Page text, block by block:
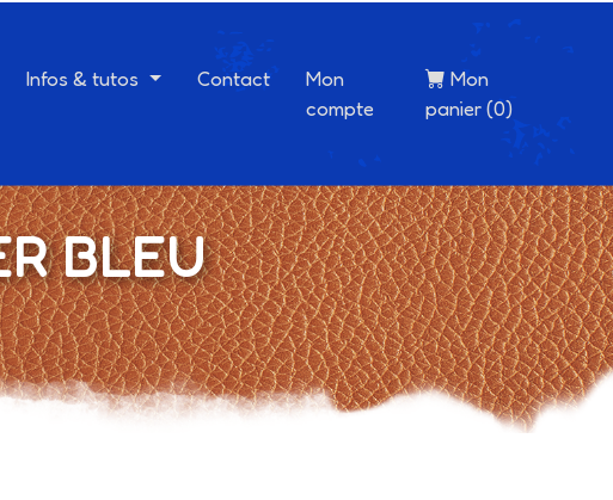
Infos & tutos Contact
Mon
compte
Mon
panier (0)
BLEU